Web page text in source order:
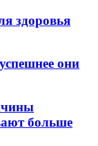
здоровья
они
больше